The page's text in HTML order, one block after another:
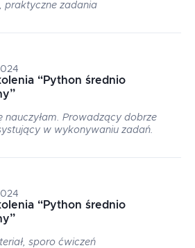
praktyczne zadania
“Python średnio
”
nauczyłam. Prowadzący dobrze
w wykonywaniu zadań.
“Python średnio
”
sporo ćwiczeń